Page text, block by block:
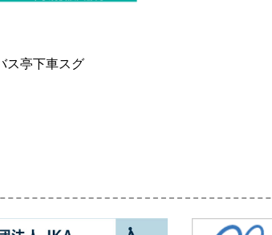
ス亭下車スグ